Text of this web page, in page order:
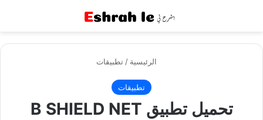
الرئيسية / تطبيقات
تطبيقات
تحميل تطبيق B SHIELD NET